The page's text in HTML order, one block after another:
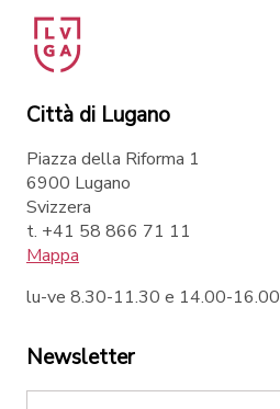
Città di Lugano
Piazza della Riforma 1
6900 Lugano
Svizzera
t. +41 58 866 71 11
Mappa
lu-ve 8.30-11.30 e 14.00-16.00
Newsletter